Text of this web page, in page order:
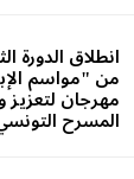
انطلاق الدورة
من "مواسم
مهرجان لتعزيز
المسرح